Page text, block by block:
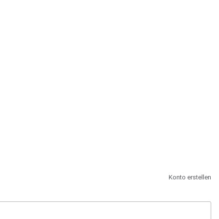
Konto erstellen